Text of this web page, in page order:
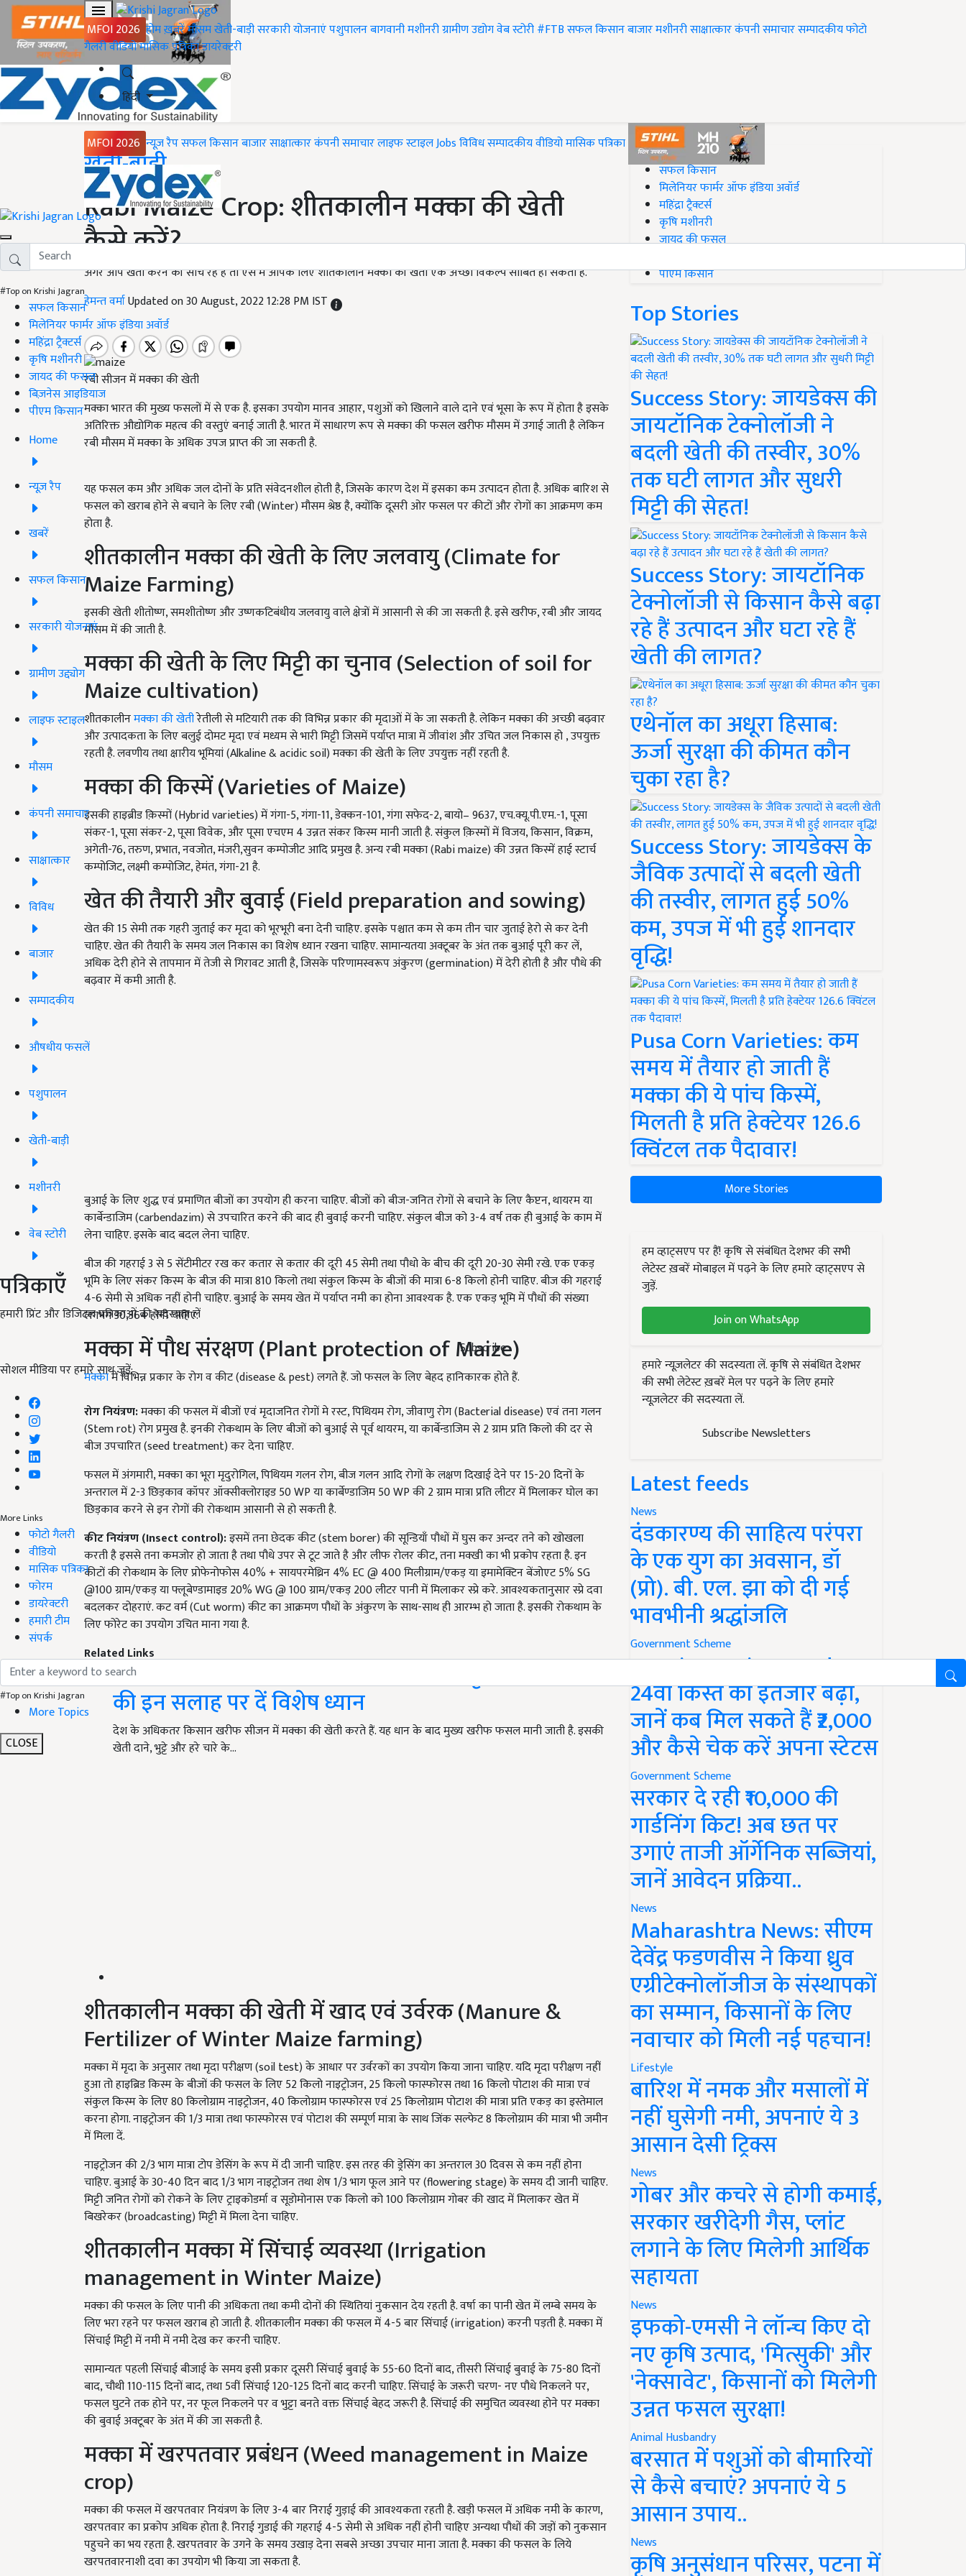
MFOI 2026 होमख़बरेंमौसमखेती-बाड़ीसरकारी योजनाएंपशुपालनबागवानीमशीनरीग्रामीण उद्योगवेब स्टोरी#FTBसफल किसानबाजारमशीनरीसाक्षात्कारकंपनी समाचारसम्पादकीयफोटो
गैलरीवीडियोमासिक पत्रिकाडायरेक्टरी
हिंदी
MFOI 2026 न्यूज़ रैपसफल किसानबाजारसाक्षात्कारकंपनी समाचारलाइफ स्टाइलJobsविविधसम्पादकीयवीडियोमासिक पत्रिका
#Top on Krishi Jagran
सफल किसान
मिलेनियर फार्मर ऑफ इंडिया अवॉर्ड
महिंद्रा ट्रैक्टर्स
कृषि मशीनरी
जायद की फसल
बिज़नेस आइडियाज
पीएम किसान
Home
न्यूज़ रैप
खबरें
सफल किसान
सरकारी योजनाएं
ग्रामीण उद्द्योग
लाइफ स्टाइल
मौसम
कंपनी समाचार
साक्षात्कार
विविध
बाजार
सम्पादकीय
औषधीय फसलें
पशुपालन
खेती-बाड़ी
मशीनरी
वेब स्टोरी
पत्रिकाएँ
हमारी प्रिंट और डिजिटल पत्रिकाओं की सदस्यता लें
Subscribe
सोशल मीडिया पर हमारे साथ जुड़ें:
More Links
फोटो गैलरी
वीडियो
मासिक पत्रिका
फोरम
डायरेक्टरी
हमारी टीम
संपर्क
#Top on Krishi Jagran
More Topics
CLOSE
Home
खेती-बाड़ी
Rabi Maize Crop: शीतकालीन मक्का की खेती
कैसे करें?
अगर आप खेती करने की सोच रहे हैं तो ऐसे में आपके लिए शीतकालीन मक्का की खेती एक अच्छा विकल्प साबित हो सकती है.
हेमन्त वर्माUpdated on 30 August, 2022 12:28 PM IST
रबी सीजन में मक्का की खेती
मक्का भारत की मुख्य फसलों में से एक है. इसका उपयोग मानव आहार, पशुओं को खिलाने वाले दाने एवं भूसा के रूप में होता है इसके
अतिरिक्त औद्योगिक महत्व की वस्तुएं बनाई जाती है. भारत में साधारण रूप से मक्का की फसल खरीफ मौसम में उगाई जाती है लेकिन
रबी मौसम में मक्का के अधिक उपज प्राप्त की जा सकती है.
यह फसल कम और अधिक जल दोनों के प्रति संवेदनशील होती है, जिसके कारण देश में इसका कम उत्पादन होता है. अधिक बारिश से
फसल को खराब होने से बचाने के लिए रबी (Winter) मौसम श्रेष्ठ है, क्योंकि दूसरी ओर फसल पर कीटों और रोगों का आक्रमण कम
होता है.
शीतकालीन मक्का की खेती के लिए जलवायु (Climate for
Maize Farming)
इसकी खेती शीतोष्ण, समशीतोष्ण और उष्णकटिबंधीय जलवायु वाले क्षेत्रों में आसानी से की जा सकती है. इसे खरीफ, रबी और जायद
मौसम में की जाती है.
मक्का की खेती के लिए मिट्टी का चुनाव (Selection of soil for
Maize cultivation)
शीतकालीनमक्का की खेतीरेतीली से मटियारी तक की विभिन्न प्रकार की मृदाओं में के जा सकती है. लेकिन मक्का की अच्छी बढ़वार
और उत्पादकता के लिए बलुई दोमट मृदा एवं मध्यम से भारी मिट्टी जिसमें पर्याप्त मात्रा में जीवांश और उचित जल निकास हो , उपयुक्त
रहती है. लवणीय तथा क्षारीय भूमियां (Alkaline & acidic soil) मक्का की खेती के लिए उपयुक्त नहीं रहती है.
मक्का की किस्में (Varieties of Maize)
इसकी हाइब्रीड क़िस्मों (Hybrid varieties) में गंगा-5, गंगा-11, डेक्कन-101, गंगा सफेद-2, बायो– 9637, एच.क्यू.पी.एम.-1, पूसा
संकर-1, पूसा संकर-2, पूसा विवेक, और पूसा एचएम 4 उन्नत संकर किस्म मानी जाती है. संकुल क़िस्मों में विजय, किसान, विक्रम,
अगेती-76, तरुण, प्रभात, नवजोत, मंजरी,सुवन कम्पोजीट आदि प्रमुख है. अन्य रबी मक्का (Rabi maize) की उन्नत किस्में हाई स्टार्च
कम्पोजिट, लक्ष्मी कम्पोजिट, हेमंत, गंगा-21 है.
खेत की तैयारी और बुवाई (Field preparation and sowing)
खेत की 15 सेमी तक गहरी जुताई कर मृदा को भूरभूरी बना देनी चाहिए. इसके पश्चात कम से कम तीन चार जुताई हेरो से कर देनी
चाहिए. खेत की तैयारी के समय जल निकास का विशेष ध्यान रखना चाहिए. सामान्यतया अक्टूबर के अंत तक बुआई पूरी कर लें,
अधिक देरी होने से तापमान में तेजी से गिरावट आती है, जिसके परिणामस्वरूप अंकुरण (germination) में देरी होती है और पौधे की
बढ़वार में कमी आती है.
बुआई के लिए शुद्ध एवं प्रमाणित बीजों का उपयोग ही करना चाहिए. बीजों को बीज-जनित रोगों से बचाने के लिए कैप्टन, थायरम या
कार्बेन्डाजिम (carbendazim) से उपचारित करने की बाद ही बुवाई करनी चाहिए. संकुल बीज को 3-4 वर्ष तक ही बुआई के काम में
लेना चाहिए. इसके बाद बदल लेना चाहिए.
बीज की गहराई 3 से 5 सेंटीमीटर रख कर कतार से कतार की दूरी 45 सेमी तथा पौधो के बीच की दूरी 20-30 सेमी रखे. एक एकड़
भूमि के लिए संकर किस्म के बीज की मात्रा 810 किलो तथा संकुल किस्म के बीजों की मात्रा 6-8 किलो होनी चाहिए. बीज की गहराई
4-6 सेमी से अधिक नहीं होनी चाहिए. बुआई के समय खेत में पर्याप्त नमी का होना आवश्यक है. एक एकड़ भूमि में पौधों की संख्या
लगभग 30,364 होनी चाहिए.
मक्का में पौध संरक्षण (Plant protection of Maize)
मक्कामें विभिन्न प्रकार के रोग व कीट (disease & pest) लगते हैं. जो फसल के लिए बेहद हानिकारक होते हैं.
रोग नियंत्रण:मक्का की फसल में बीजों एवं मृदाजनित रोगों मे रस्ट, पिथियम रोग, जीवाणु रोग (Bacterial disease) एवं तना गलन
(Stem rot) रोग प्रमुख है. इनकी रोकथाम के लिए बीजों को बुआई से पूर्व थायरम, या कार्बेन्डाजिम से 2 ग्राम प्रति किलो की दर से
बीज उपचारित (seed treatment) कर देना चाहिए.
फसल में अंगमारी, मक्का का भूरा मृदुरोगिल, पिथियम गलन रोग, बीज गलन आदि रोगों के लक्षण दिखाई देने पर 15-20 दिनों के
अन्तराल में 2-3 छिड़काव कॉपर ऑक्सीक्लोराइड 50 WP या कार्बेण्डाजिम 50 WP की 2 ग्राम मात्रा प्रति लीटर में मिलाकर घोल का
छिड़काव करने से इन रोगों की रोकथाम आसानी से हो सकती है.
कीट नियंत्रण (Insect control):इसमें तना छेदक कीट (stem borer) की सून्डियाँ पौधों में घुस कर अन्दर तने को खोखला
करती है इससे तना कमजोर हो जाता है तथा पौधे उपर से टूट जाते है और लीफ रोलर कीट, तना मक्खी का भी प्रकोप रहता है. इन
कीटों की रोकथाम के लिए प्रोफेनोफोस 40% + सायपरमेथ्रिन 4% EC @ 400 मिलीग्राम/एकड़ या इमामेक्टिन बेंजोएट 5% SG
@100 ग्राम/एकड़ या फ्लूबेण्डामाइड 20% WG @ 100 ग्राम/एकड़ 200 लीटर पानी में मिलाकर स्प्रे करे. आवश्यकतानुसार स्प्रे दवा
बदलकर दोहराएं. कट वर्म (Cut worm) कीट का आक्रमण पौधों के अंकुरण के साथ-साथ ही आरम्भ हो जाता है. इसकी रोकथाम के
लिए फोरेट का उपयोग उचित माना गया है.
Related Links
मक्का की खेती से मिलेगा बंपर उत्पादन, बस कृषि वैज्ञानिकों
की इन सलाह पर दें विशेष ध्यान
देश के अधिकतर किसान खरीफ सीजन में मक्का की खेती करते हैं. यह धान के बाद मुख्य खरीफ फसल मानी जाती है. इसकी
खेती दाने, भुट्टे और हरे चारे के…
शीतकालीन मक्का की खेती में खाद एवं उर्वरक (Manure &
Fertilizer of Winter Maize farming)
मक्का में मृदा के अनुसार तथा मृदा परीक्षण (soil test) के आधार पर उर्वरकों का उपयोग किया जाना चाहिए. यदि मृदा परीक्षण नहीं
हुआ तो हाइब्रिड किस्म के बीजों की फसल के लिए 52 किलो नाइट्रोजन, 25 किलो फास्फोरस तथा 16 किलो पोटाश की मात्रा एवं
संकुल किस्म के लिए 80 किलोग्राम नाइट्रोजन, 40 किलोग्राम फास्फोरस एवं 25 किलोग्राम पोटाश की मात्रा प्रति एकड़ का इस्तेमाल
करना होगा. नाइट्रोजन की 1/3 मात्रा तथा फास्फोरस एवं पोटाश की सम्पूर्ण मात्रा के साथ जिंक सल्फेट 8 किलोग्राम की मात्रा भी जमीन
में मिला दें.
नाइट्रोजन की 2/3 भाग मात्रा टोप डेसिंग के रूप में दी जानी चाहिए. इस तरह की ड्रेसिंग का अन्तराल 30 दिवस से कम नहीं होना
चाहिए. बुआई के 30-40 दिन बाद 1/3 भाग नाइट्रोजन तथा शेष 1/3 भाग फूल आने पर (flowering stage) के समय दी जानी चाहिए.
मिट्टी जनित रोगों को रोकने के लिए ट्राइकोडर्मा व सूडोमोनास एक किलो को 100 किलोग्राम गोबर की खाद में मिलाकर खेत में
बिखरेकर (broadcasting) मिट्टी में मिला देना चाहिए.
शीतकालीन मक्का में सिंचाई व्यवस्था (Irrigation
management in Winter Maize)
मक्का की फसल के लिए पानी की अधिकता तथा कमी दोनों की स्थितियां नुकसान देय रहती है. वर्षा का पानी खेत में लम्बे समय के
लिए भरा रहने पर फसल खराब हो जाती है. शीतकालीन मक्का की फसल में 4-5 बार सिंचाई (irrigation) करनी पड़ती है. मक्का में
सिंचाई मिट्टी में नमी में नमी देख कर करनी चाहिए.
सामान्यतः पहली सिंचाई बीजाई के समय इसी प्रकार दूसरी सिंचाई बुवाई के 55-60 दिनों बाद, तीसरी सिंचाई बुवाई के 75-80 दिनों
बाद, चौथी 110-115 दिनों बाद, तथा 5वीं सिंचाई 120-125 दिनों बाद करनी चाहिए. सिंचाई के जरूरी चरण- नए पौधे निकलने पर,
फसल घुटने तक होने पर, नर फूल निकलने पर व भुट्टा बनते वक्त सिंचाई बेहद जरूरी है. सिंचाई की समुचित व्यवस्था होने पर मक्का
की बुवाई अक्टूबर के अंत में की जा सकती है.
मक्का में खरपतवार प्रबंधन (Weed management in Maize
crop)
मक्का की फसल में खरपतवार नियंत्रण के लिए 3-4 बार निराई गुड़ाई की आवश्यकता रहती है. खड़ी फसल में अधिक नमी के कारण,
खरपतवार का प्रकोप अधिक होता है. निराई गुडाई की गहराई 4-5 सेमी से अधिक नहीं होनी चाहिए अन्यथा पौधों की जड़ों को नुकसान
पहुचने का भय रहता है. खरपतवार के उगने के समय उखाड़ देना सबसे अच्छा उपचार माना जाता है. मक्का की फसल के लिये
खरपतवारनाशी दवा का उपयोग भी किया जा सकता है.
#Top on Krishi Jagran
सफल किसान
मिलेनियर फार्मर ऑफ इंडिया अवॉर्ड
महिंद्रा ट्रैक्टर्स
कृषि मशीनरी
जायद की फसल
पीएम किसान
Top Stories
Success Story: जायडेक्स की
जायटॉनिक टेक्नोलॉजी ने
बदली खेती की तस्वीर, 30%
तक घटी लागत और सुधरी
मिट्टी की सेहत!
Success Story: जायटॉनिक
टेक्नोलॉजी से किसान कैसे बढ़ा
रहे हैं उत्पादन और घटा रहे हैं
खेती की लागत?
एथेनॉल का अधूरा हिसाब:
ऊर्जा सुरक्षा की कीमत कौन
चुका रहा है?
Success Story: जायडेक्स के
जैविक उत्पादों से बदली खेती
की तस्वीर, लागत हुई 50%
कम, उपज में भी हुई शानदार
वृद्धि!
Pusa Corn Varieties: कम
समय में तैयार हो जाती हैं
मक्का की ये पांच किस्में,
मिलती है प्रति हेक्टेयर 126.6
क्विंटल तक पैदावार!
More Stories
हम व्हाट्सएप पर हैं! कृषि से संबंधित देशभर की सभी
लेटेस्ट ख़बरें मोबाइल में पढ़ने के लिए हमारे व्हाट्सएप से
जुड़ें.
Join on WhatsApp
हमारे न्यूज़लेटर की सदस्यता लें. कृषि से संबंधित देशभर
की सभी लेटेस्ट ख़बरें मेल पर पढ़ने के लिए हमारे
न्यूज़लेटर की सदस्यता लें.
Subscribe Newsletters
Latest feeds
News
दंडकारण्य की साहित्य परंपरा
के एक युग का अवसान, डॉ
(प्रो). बी. एल. झा को दी गई
भावभीनी श्रद्धांजलि
Government Scheme
PM Kisan Yojana Update:
24वीं किस्त का इंतजार बढ़ा,
जानें कब मिल सकते हैं ₹2,000
और कैसे चेक करें अपना स्टेटस
Government Scheme
सरकार दे रही ₹10,000 की
गार्डनिंग किट! अब छत पर
उगाएं ताजी ऑर्गेनिक सब्जियां,
जानें आवेदन प्रक्रिया..
News
Maharashtra News: सीएम
देवेंद्र फडणवीस ने किया ध्रुव
एग्रीटेक्नोलॉजीज के संस्थापकों
का सम्मान, किसानों के लिए
नवाचार को मिली नई पहचान!
Lifestyle
बारिश में नमक और मसालों में
नहीं घुसेगी नमी, अपनाएं ये 3
आसान देसी ट्रिक्स
News
गोबर और कचरे से होगी कमाई,
सरकार खरीदेगी गैस, प्लांट
लगाने के लिए मिलेगी आर्थिक
सहायता
News
इफको-एमसी ने लॉन्च किए दो
नए कृषि उत्पाद, 'मित्सुकी' और
'नेक्सावेट', किसानों को मिलेगी
उन्नत फसल सुरक्षा!
Animal Husbandry
बरसात में पशुओं को बीमारियों
से कैसे बचाएं? अपनाएं ये 5
आसान उपाय..
News
कृषि अनुसंधान परिसर, पटना में